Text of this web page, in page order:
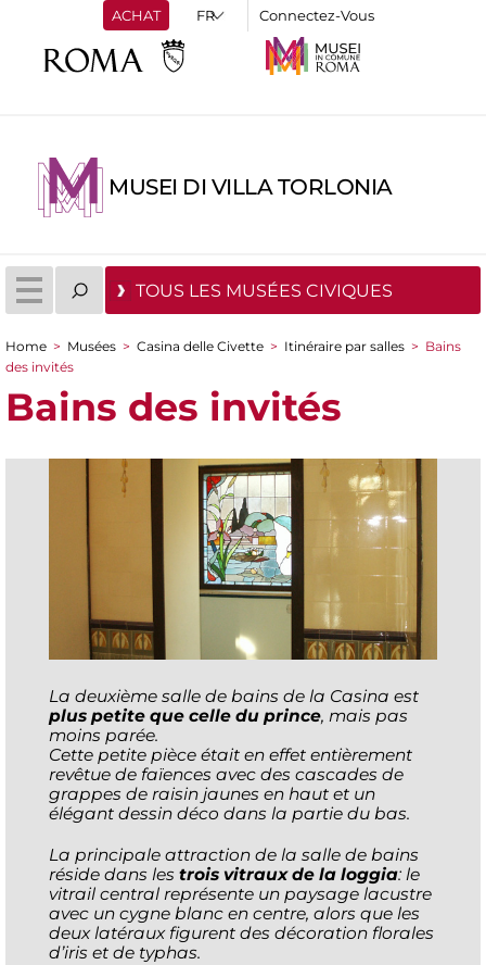
ACHAT Connectez-Vous
MUSEI DI VILLA TORLONIA
TOUS LES MUSÉES CIVIQUES
You are here
Home > Musées > Casina delle Civette > Itinéraire par salles > Bains
des invités
Bains des invités
La deuxième salle de bains de la Casina est
plus petite que celle du prince, mais pas
moins parée.
Cette petite pièce était en effet entièrement
revêtue de faïences avec des cascades de
grappes de raisin jaunes en haut et un
élégant dessin déco dans la partie du bas.
La principale attraction de la salle de bains
réside dans les trois vitraux de la loggia: le
vitrail central représente un paysage lacustre
avec un cygne blanc en centre, alors que les
deux latéraux figurent des décoration florales
d’iris et de typhas.